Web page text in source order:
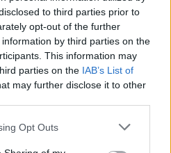
to third parties prior to
opt-out of the further
by third parties on the
This information may
parties on the IAB’s List of
may further disclose it to other
app uses one or more Google
Opt Outs